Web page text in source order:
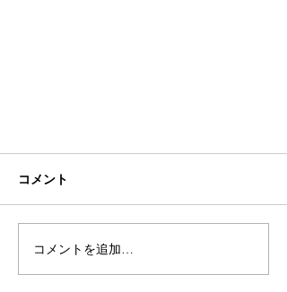
コメント
コメントを追加…